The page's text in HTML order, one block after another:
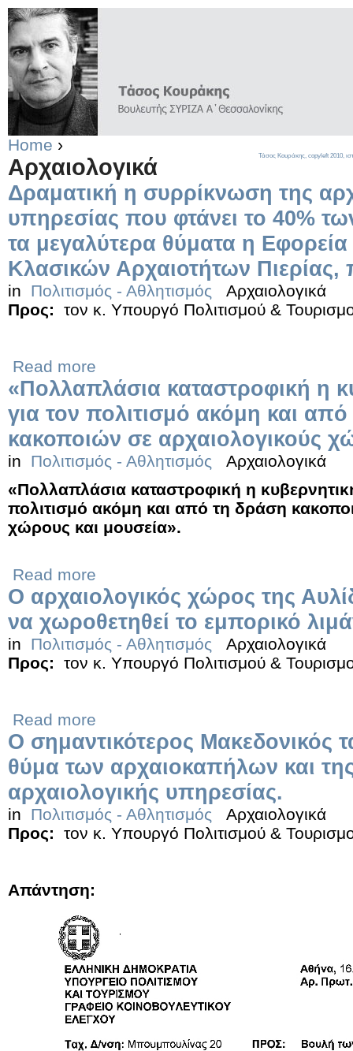
Home ›
Αρχαιολογικά
Δραματική η συρρίκνωση της
υπηρεσίας που φτάνει το 40%
τα μεγαλύτερα θύματα η
Κλασικών Αρχαιοτήτων Πιερίας,
in Πολιτισμός - Αθλητισμός
Αρχαιολογικά
Προς:
τον κ. Υπουργό Πολιτισμού &
Read more
«Πολλαπλάσια καταστροφική η
για τον πολιτισμό ακόμη και
κακοποιών σε αρχαιολογικούς
in Πολιτισμός - Αθλητισμός
Αρχαιολογικά
«Πολλαπλάσια καταστροφική η
πολιτισμό ακόμη και από τη δράση
χώρους και μουσεία».
Read more
Ο αρχαιολογικός χώρος της
να χωροθετηθεί το εμπορικό
in Πολιτισμός - Αθλητισμός
Αρχαιολογικά
Προς:
τον κ. Υπουργό Πολιτισμού &
Read more
Ο σημαντικότερος Μακεδονικός
θύμα των αρχαιοκαπήλων και
αρχαιολογικής υπηρεσίας.
in Πολιτισμός - Αθλητισμός
Αρχαιολογικά
Προς:
τον κ. Υπουργό Πολιτισμού &
Απάντηση:
Τάσος Κουράκης, copyleft 2010,